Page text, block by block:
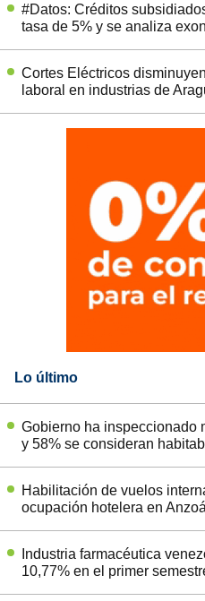
#Datos: Créditos
tasa de 5% y se analiza
Cortes Eléctricos
laboral en industrias de
Lo último
Gobierno ha inspeccionado
y 58% se consideran
Habilitación de vuelos
ocupación hotelera en
Industria farmacéutica
10,77% en el primer